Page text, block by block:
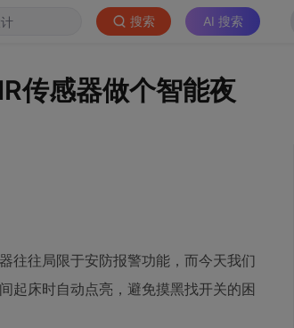
搜索 AI 搜索
传感器做个智能夜
往往局限于安防报警功能，而今天我们
床时自动点亮，避免摸黑找开关的困